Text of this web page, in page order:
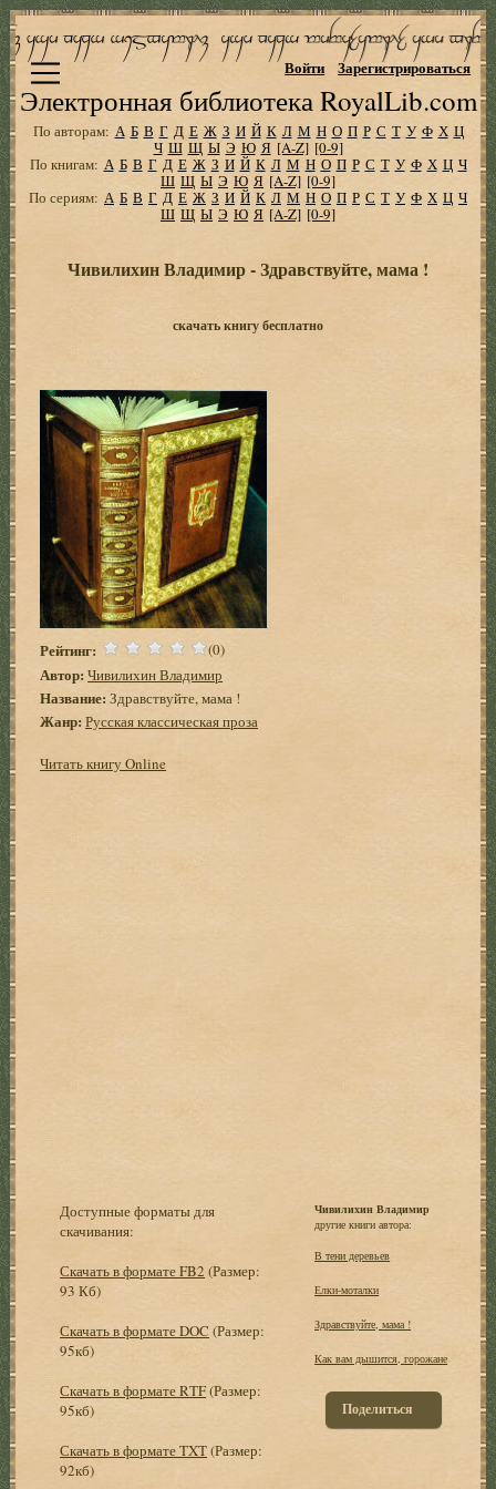
Электронная библиотека RoyalLib.com
Войти Зарегистрироваться
По авторам: А Б В Г Д Е Ж З И Й К Л М Н О П Р С Т У Ф Х Ц
Ч Ш Щ Ы Э Ю Я [A-Z] [0-9]
По книгам: А Б В Г Д Е Ж З И Й К Л М Н О П Р С Т У Ф Х Ц Ч
Ш Щ Ы Э Ю Я [A-Z] [0-9]
По сериям: А Б В Г Д Е Ж З И Й К Л М Н О П Р С Т У Ф Х Ц Ч
Ш Щ Ы Э Ю Я [A-Z] [0-9]
Чивилихин Владимир - Здравствуйте, мама !
скачать книгу бесплатно
Рейтинг: (0)
Автор: Чивилихин Владимир
Название: Здравствуйте, мама !
Жанр: Русская классическая проза
Читать книгу Online
Доступные форматы для
скачивания:
Скачать в формате FB2 (Размер:
93 Кб)
Скачать в формате DOC (Размер:
95кб)
Скачать в формате RTF(Размер:
95кб)
Скачать в формате TXT(Размер:
92кб)
Чивилихин Владимир
другие книги автора:
В тени деревьев
Елки-моталки
Здравствуйте, мама !
Как вам дышится, горожане
Поделиться